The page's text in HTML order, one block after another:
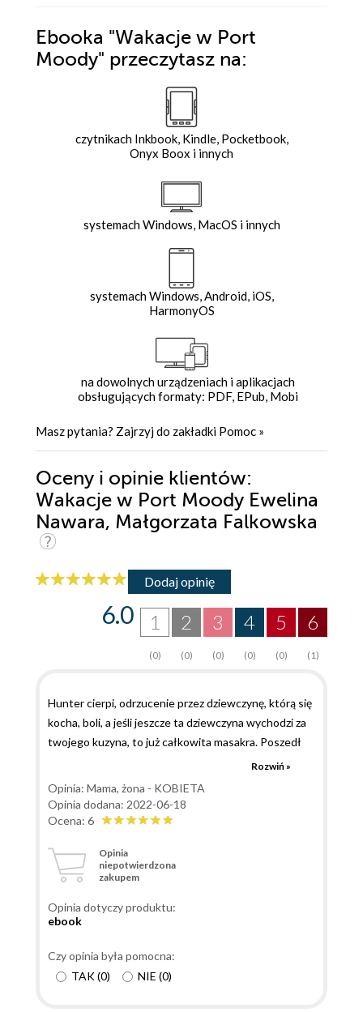
Ebooka "Wakacje w Port
Moody" przeczytasz na:
czytnikach Inkbook, Kindle, Pocketbook,
Onyx Boox i innych
systemach Windows, MacOS i innych
systemach Windows, Android, iOS,
HarmonyOS
na dowolnych urządzeniach i aplikacjach
obsługujących formaty: PDF, EPub, Mobi
Masz pytania? Zajrzyj do zakładki Pomoc »
Oceny i opinie klientów:
Wakacje w Port Moody Ewelina
Nawara, Małgorzata Falkowska
Dodaj opinię
6
(1)
5
(0)
4
(0)
3
(0)
2
(0)
1
(0)
6.0
Hunter cierpi, odrzucenie przez dziewczynę, którą się
kocha, boli, a jeśli jeszcze ta dziewczyna wychodzi za
twojego kuzyna, to już całkowita masakra. Poszedł
na ślub Logana i Abigail, jednak dość szybko się z
niego ulotnił i trafił do pewnego baru. Tam spotyka
Carolinę. Kobieta, wracając wcześniej do domu, nie
spodziewa się tego, co zastanie. Mężczyzna, z którym
nie widzi w tym problemu, wszelką winę zrzucając na
Carolinę. On ze złamanym sercem, ona po zdradzie
wspólnych chwil, jednak wspólna noc i każde poszło
jednak spłatało im figla, a namiętna noc zostawiła po
sobie ślad. Czy znajomość, która miała być tylko
Rozwiń »
Opinia: Mama, żona - KOBIETA
Opinia dodana: 2022-06-18
Ocena: 6
Opinia
niepotwierdzona
zakupem
Opinia dotyczy produktu:
ebook
Czy opinia była pomocna:
TAK(0) NIE (0)